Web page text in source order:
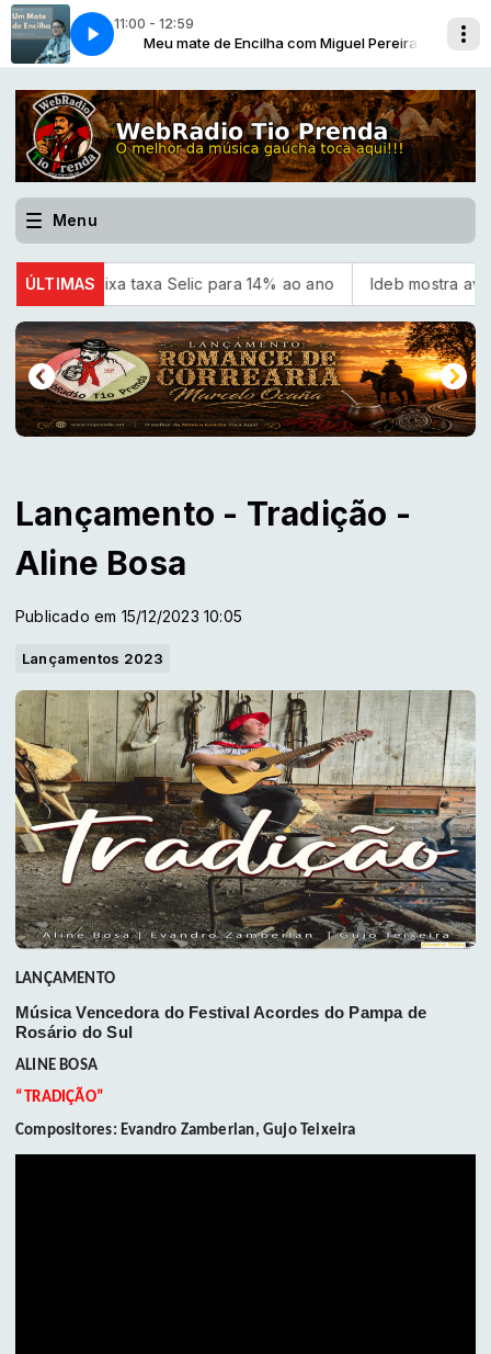
11:00 - 12:59
Pereira Meu mate de Encilha com Miguel Pereira
mme_265_bloco1
Menu
ÚLTIMAS
baixa taxa Selic para 14% ao ano Ideb mostra avanço da
Lançamento - Tradição -
Aline Bosa
Publicado em 15/12/2023 10:05
Lançamentos 2023
LANÇAMENTO
Música Vencedora do Festival Acordes do Pampa de
Rosário do Sul
ALINE BOSA
“TRADIÇÃO”
Compositores: Evandro Zamberlan, Gujo Teixeira